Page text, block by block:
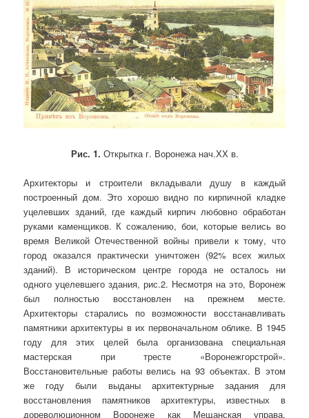
Рис. 1. Открытка г. Воронежа нач.ХХ в.
Архитекторы и строители вкладывали душу в каждый
построенный дом. Это хорошо видно по кирпичной кладке
уцелевших зданий, где каждый кирпич любовно обработан
руками каменщиков. К сожалению, бои, которые велись во
время Великой Отечественной войны привели к тому, что
город оказался практически уничтожен (92% всех жилых
зданий). В историческом центре города не осталось ни
одного уцелевшего здания, рис.2. Несмотря на это, Воронеж
был полностью восстановлен на прежнем месте.
Архитекторы старались по возможности восстанавливать
памятники архитектуры в их первоначальном облике. В 1945
году для этих целей была организована специальная
мастерская при тресте «Воронежгорстрой».
Восстановительные работы велись на 93 объектах. В этом
же году были выданы архитектурные задания для
восстановления памятников архитектуры, известных в
дореволюционном Воронеже как Мещанская управа,